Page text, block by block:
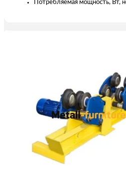
Потребляемая мощность, Вт,